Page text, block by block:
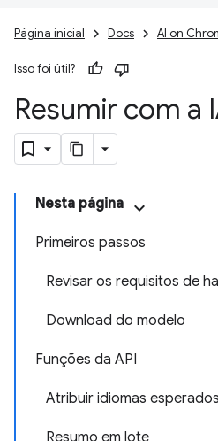
Página inicial Docs AI on
Isso foi útil?
Resumir com a
Nesta página
Primeiros passos
Revisar os requisitos de
Download do modelo
Funções da API
Atribuir idiomas esperados
Resumo em lote